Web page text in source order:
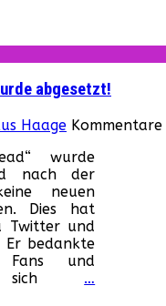
abgesetzt!
Haage
wurde
nach der
neuen
Dies hat
Twitter und
Er bedankte
und
sich …